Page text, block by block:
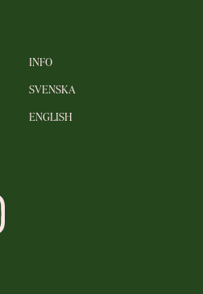
INFO
SVENSKA
ENGLISH